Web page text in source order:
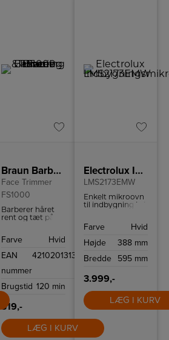
Braun Barbering & Trimning
Face Trimmer
FS1000
Barberer håret
rent og tæt på
lægge makeup.
Farve
Hvid
EAN
nummer
4210201313908
Brugstid 120 min
319,-
LÆG I KURV
Electrolux Indbygningsmikroovn
LMS2173EMW
Enkelt mikroovn
til indbygning i et
Farve
Hvid
Højde
388 mm
Bredde
595 mm
3.999,-
LÆG I KURV